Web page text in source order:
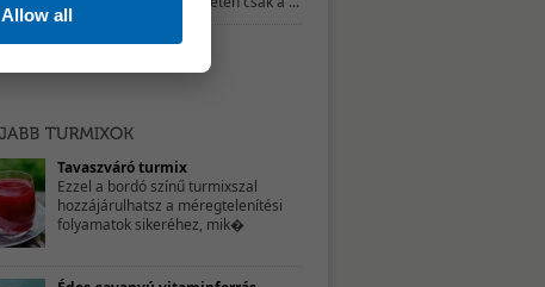
Tavaszváró turmix
Ezzel a bordó színű turmixszal
hozzájárulhatsz a méregtelenítési
folyamatok sikeréhez, mik�
Allow all